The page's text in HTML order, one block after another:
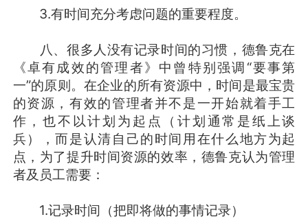
3.有时间充分考虑问题的重要程度。
八、很多人没有记录时间的习惯，德鲁克在
《卓有成效的管理者》中曾特别强调“要事第
一”的原则。在企业的所有资源中，时间是最宝贵
的资源，有效的管理者并不是一开始就着手工
作，也不以计划为起点（计划通常是纸上谈
兵），而是认清自己的时间用在什么地方为起
点，为了提升时间资源的效率，德鲁克认为管理
者及员工需要：
1.记录时间（把即将做的事情记录）